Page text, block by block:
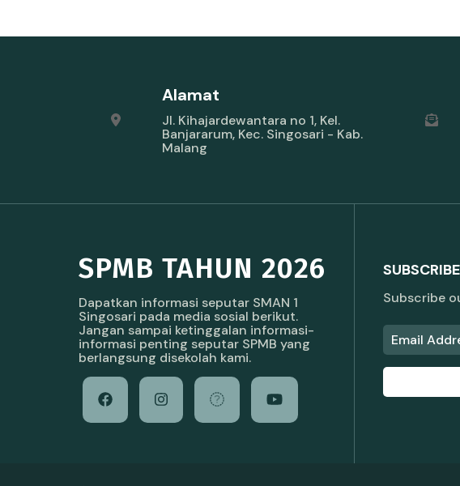
Alamat
Jl. Kihajardewantara no 1, Kel.
Banjararum, Kec. Singosari - Kab.
Malang
SPMB TAHUN 2026
Dapatkan informasi seputar SMAN 1
Singosari pada media sosial berikut.
Jangan sampai ketinggalan informasi-
informasi penting seputar SPMB yang
berlangsung disekolah kami.
Subscribe